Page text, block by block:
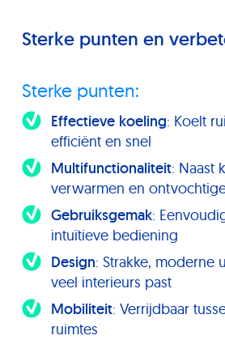
Sterke punten en
Sterke punten:
Effectieve koeling: Koelt
efficiënt en snel
Multifunctionaliteit: Naast
verwarmen en
Gebruiksgemak:
intuïtieve bediening
Design: Strakke, moderne
veel interieurs past
Mobiliteit: Verrijdbaar
ruimtes